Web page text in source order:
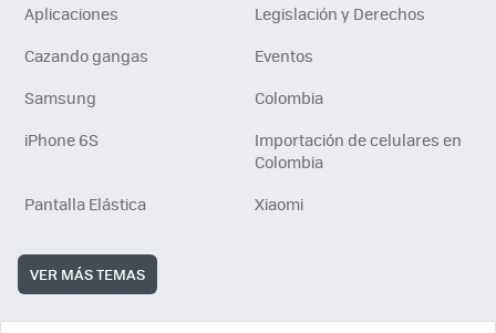
Aplicaciones
Legislación y Derechos
Cazando gangas
Eventos
Samsung
Colombia
iPhone 6S
Importación de celulares en
Colombia
Pantalla Elástica
Xiaomi
VER MÁS TEMAS